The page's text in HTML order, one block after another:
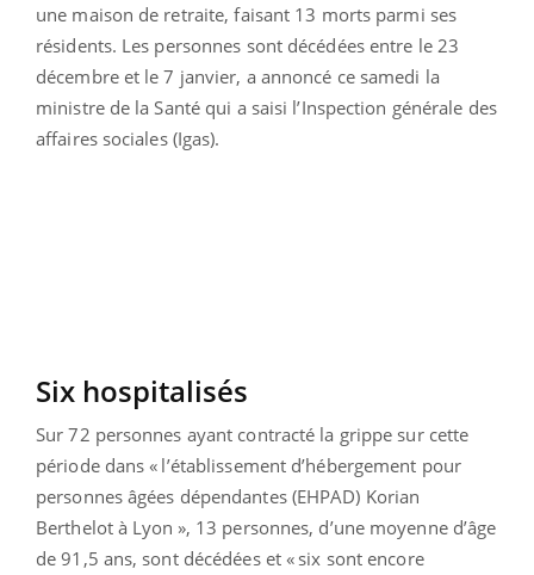
une maison de retraite, faisant 13 morts parmi ses
résidents. Les personnes sont décédées entre le 23
décembre et le 7 janvier, a annoncé ce samedi la
ministre de la Santé qui a saisi l’Inspection générale des
affaires sociales (Igas).
Six hospitalisés
Sur 72 personnes ayant contracté la grippe sur cette
période dans « l’établissement d’hébergement pour
personnes âgées dépendantes (EHPAD) Korian
Berthelot à Lyon », 13 personnes, d’une moyenne d’âge
de 91,5 ans, sont décédées et « six sont encore